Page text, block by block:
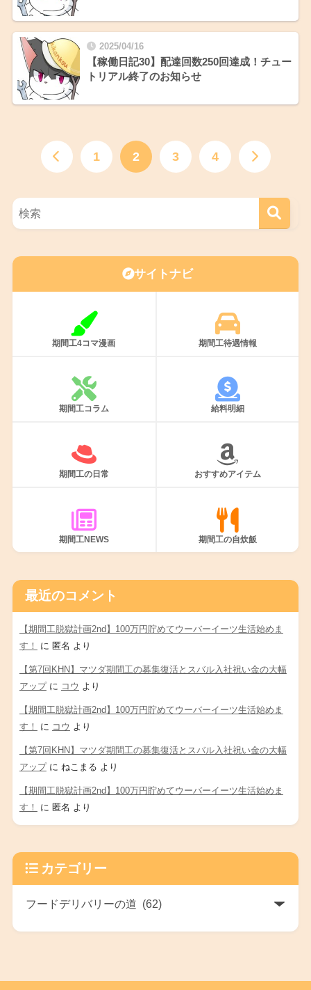
2025/04/16
【稼働日記30】配達回数250回達成！チュー
トリアル終了のお知らせ
1 2 3 4
サイトナビ
期間工4コマ漫画 期間工待遇情報
期間工コラム 給料明細
期間工の日常 おすすめアイテム
期間工NEWS 期間工の自炊飯
最近のコメント
【期間工脱獄計画2nd】100万円貯めてウーバーイーツ生活始めま
す！
に 匿名 より
【第7回KHN】マツダ期間工の募集復活とスバル入社祝い金の大幅
アップに コウ より
【期間工脱獄計画2nd】100万円貯めてウーバーイーツ生活始めま
す！
に コウ より
【第7回KHN】マツダ期間工の募集復活とスバル入社祝い金の大幅
アップに ねこまる より
【期間工脱獄計画2nd】100万円貯めてウーバーイーツ生活始めま
す！
に 匿名 より
カテゴリー